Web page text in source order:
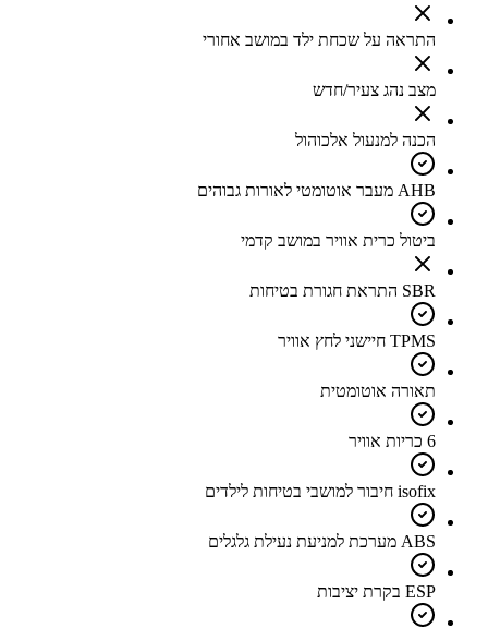
התראה על שכחת ילד במושב אחורי
מצב נהג צעיר/חדש
הכנה למנעול אלכוהול
AHB מעבר אוטומטי לאורות גבוהים
ביטול כרית אוויר במושב קדמי
SBR התראת חגורת בטיחות
TPMS חיישני לחץ אוויר
תאורה אוטומטית
6 כריות אוויר
isofix חיבור למושבי בטיחות לילדים
ABS מערכת למניעת נעילת גלגלים
ESP בקרת יציבות